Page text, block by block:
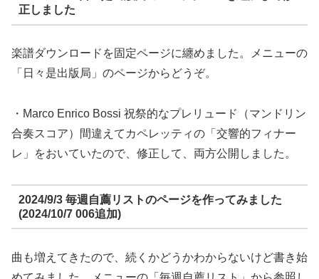
正しました
楽譜ダウンロードを固定ページに纏めました。メニューの
「日々是出版局」のページからどうぞ。
・Marco Enrico Bossi 祝祭的なプレリュード（マンドリン
合奏スコア）間違えてカペレッティの「交響的フィナー
レ」をおいていたので、修正して、両方公開しました。
2024/9/3 毎週自薦リストのページを作ってみました
(2024/10/7 006追加)
曲も増えてきたので、続くかどうかわからないけど書き始